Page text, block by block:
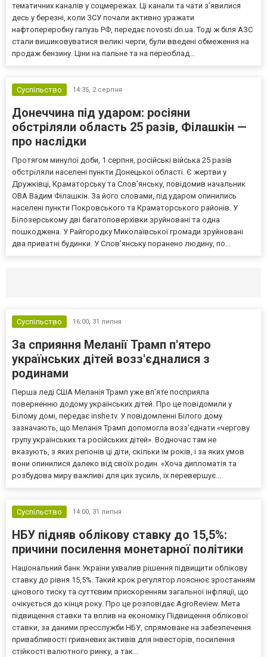
тематичних каналів у соцмережах. Ці канали та чати з’явилися
десь у березні, коли ЗСУ почали активно уражати
нафтопереробну галузь РФ, передає novosti.dn.ua. Тоді ж біля АЗС
стали вишиковуватися великі черги, були введені обмеження на
продаж бензину. Ціни на пальне та на переоблад...
Суспільство 14:35, 2 серпня
Донеччина під ударом: росіяни
обстріляли область 25 разів, Філашкін —
про наслідки
Протягом минулої доби, 1 серпня, російські війська 25 разів
обстріляли населені пункти Донецької області. Є жертви у
Дружківці, Краматорську та Слов’янську, повідомив начальник
ОВА Вадим Філашкін. За його словами, під ударом опинились
населені пункти Покровського та Краматорського районів. У
Білозерському дві багатоповерхівки зруйновані та одна
пошкоджена. У Райгородку Миколаївської громади зруйновані
два приватні будинки. У Слов’янську поранено людину, по...
Суспільство 16:00, 31 липня
За сприяння Меланії Трамп п'ятеро
українських дітей возз'єдналися з
родинами
Перша леді США Меланія Трамп уже впʼяте посприяла
поверненню додому українських дітей. Про це повідомили у
Білому домі, передає inshe.tv. У повідомленні Білого дому
зазначають, що Меланія Трамп допомогла возз’єднати «чергову
групу українських та російських дітей». Водночас там не
вказують, з яких регіонів ці діти, скільки їм років, і за яких умов
вони опинилися далеко від своїх родин. «Хоча дипломатія та
розбудова миру важливі для цих зусиль, їх перевершує...
Суспільство 14:00, 31 липня
НБУ підняв облікову ставку до 15,5%:
причини посилення монетарної політики
Національний банк України ухвалив рішення підвищити облікову
ставку до рівня 15,5%. Такий крок регулятор пояснює зростанням
цінового тиску та суттєвим прискоренням загальної інфляції, що
очікується до кінця року. Про це розповідає AgroReview. Мета
підвищення ставки та вплив на економіку Підвищення облікової
ставки, за даними пресслужби НБУ, спрямоване на забезпечення
привабливості гривневих активів для інвесторів, посилення
стійкості валютного ринку, а так...